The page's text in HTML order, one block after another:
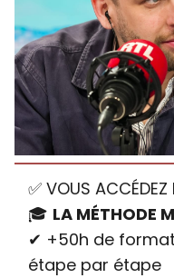
✅ VOUS ACCÉDEZ
🎓 LA MÉTHODE
✔ +50h de
étape par étape